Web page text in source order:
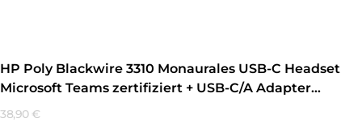
HP Poly Blackwire 3310 Monaurales USB-C Headset
Microsoft Teams zertifiziert + USB-C/A Adapter
Schwarz
38,90 €